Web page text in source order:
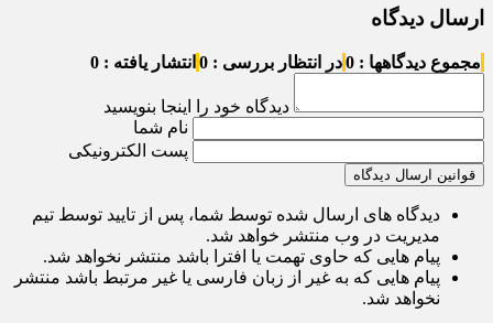
ارسال دیدگاه
مجموع دیدگاهها : 0 در انتظار بررسی : 0 انتشار یافته : 0
دیدگاه خود را اینجا بنویسید
نام شما
پست الکترونیکی
قوانین ارسال دیدگاه
دیدگاه های ارسال شده توسط شما، پس از تایید توسط تیم
مدیریت در وب منتشر خواهد شد.
پیام هایی که حاوی تهمت یا افترا باشد منتشر نخواهد شد.
پیام هایی که به غیر از زبان فارسی یا غیر مرتبط باشد منتشر
نخواهد شد.